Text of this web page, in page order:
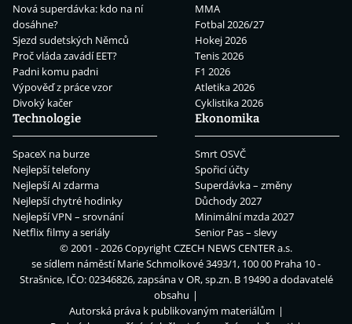
Nová superdávka: kdo na ní
dosáhne?
Sjezd sudetských Němců
Proč vláda zavádí EET?
Padni komu padni
Výpověď z práce vzor
Divoký kačer
MMA
Fotbal 2026/27
Hokej 2026
Tenis 2026
F1 2026
Atletika 2026
Cyklistika 2026
Technologie
SpaceX na burze
Nejlepší telefony
Nejlepší AI zdarma
Nejlepší chytré hodinky
Nejlepší VPN – srovnání
Netflix filmy a seriály
Ekonomika
Smrt OSVČ
Spořicí účty
Superdávka – změny
Důchody 2027
Minimální mzda 2027
Senior Pas – slevy
© 2001 - 2026 CopyrightCZECH NEWS CENTER a.s.
se sídlem náměstí Marie Schmolkové 3493/1, 100 00 Praha 10 -
Strašnice, IČO: 02346826, zapsána v OR, sp.zn. B 19490 a dodavatelé
obsahu
Autorská práva k publikovaným materiálům